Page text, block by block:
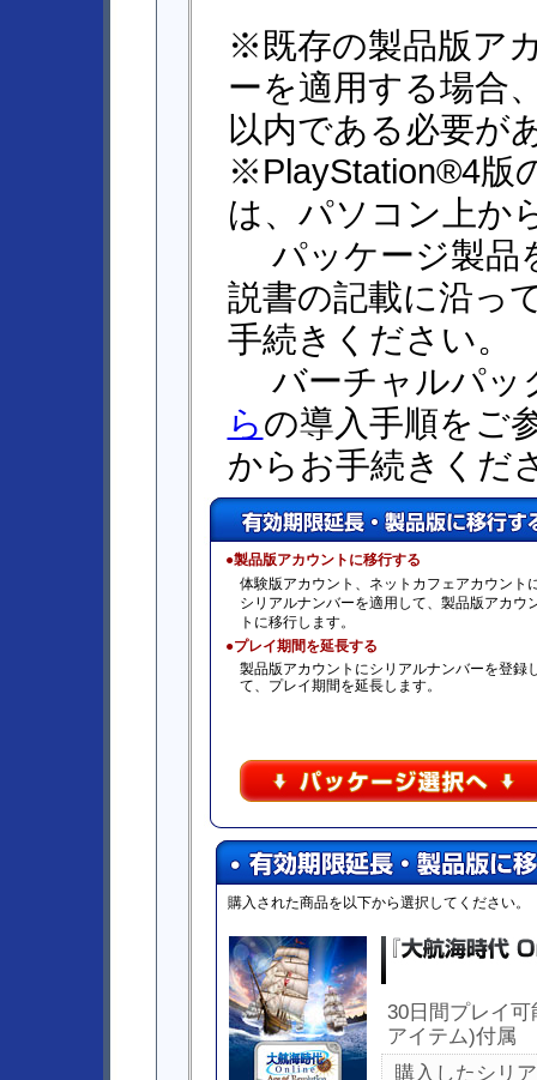
※既存の製品版ア
ーを適用する場合
以内である必要が
※PlayStation®4版
は、パソコン上か
パッケージ製品
説書の記載に沿っ
手続きください。
バーチャルパッ
らの導入手順をご
からお手続きくだ
●製品版アカウントに移行する
体験版アカウント、ネットカフェアカウント
シリアルナンバーを適用して、製品版アカウ
トに移行します。
●プレイ期間を延長する
製品版アカウントにシリアルナンバーを登録
て、プレイ期間を延長します。
購入された商品を以下から選択してください。
30日間プレイ
アイテム)付属
購入したシリ